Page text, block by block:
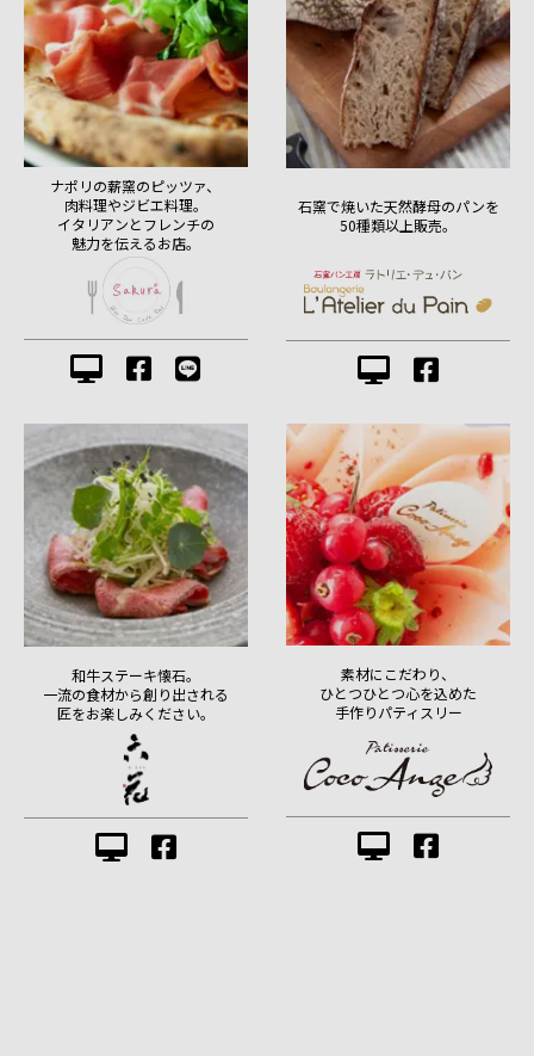
ナポリの薪窯のピッツァ、
肉料理やジビエ料理。
イタリアンとフレンチの
魅力を伝えるお店。
石窯で焼いた天然酵母のパンを
50種類以上販売。
和牛ステーキ懐石。
一流の食材から創り出される
匠をお楽しみください。
素材にこだわり、
ひとつひとつ心を込めた
手作りパティスリー